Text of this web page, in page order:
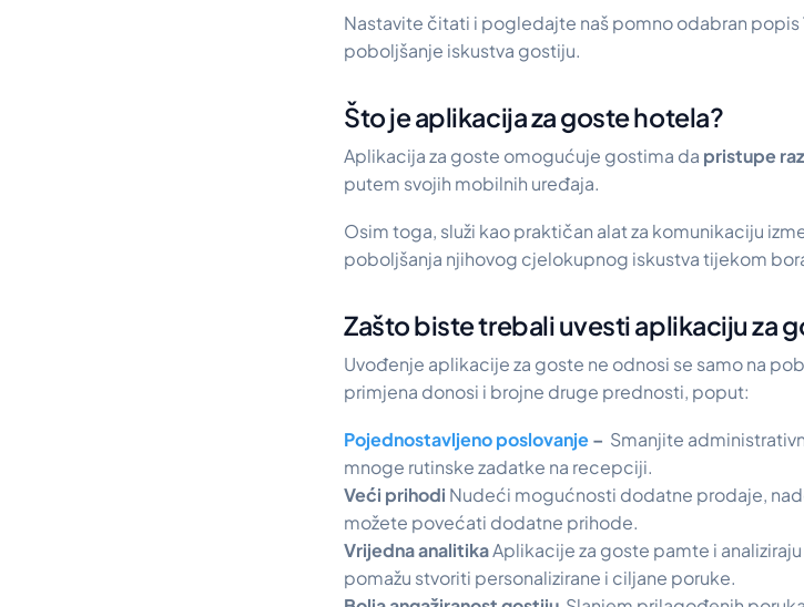
Nastavite čitati i pogledajte naš pomno odabran popis
poboljšanje iskustva gostiju.
Što je aplikacija za goste hotela?
Aplikacija za goste omogućuje gostima da pristupe
putem svojih mobilnih uređaja.
Osim toga, služi kao praktičan alat za komunikaciju
poboljšanja njihovog cjelokupnog iskustva tijekom
Zašto biste trebali uvesti aplikaciju za
Uvođenje aplikacije za goste ne odnosi se samo na
primjena donosi i brojne druge prednosti, poput:
Pojednostavljeno poslovanje– Smanjite
mnoge rutinske zadatke na recepciji.
Veći prihodi Nudeći mogućnosti dodatne prodaje,
možete povećati dodatne prihode.
Vrijedna analitikaAplikacije za goste pamte i
pomažu stvoriti personalizirane i ciljane poruke.